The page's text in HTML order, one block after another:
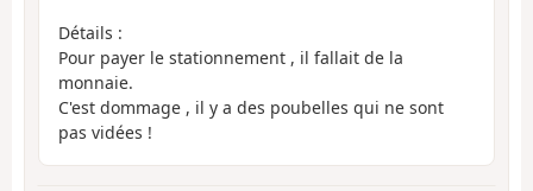
Détails :
Pour payer le stationnement , il fallait de la
monnaie.
C'est dommage , il y a des poubelles qui ne sont
pas vidées !